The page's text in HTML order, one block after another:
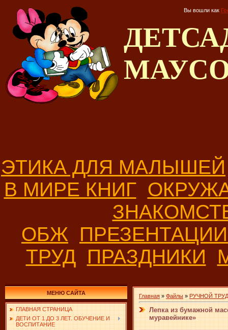
Вы вошли как
ЭТИКА ДЛЯ МАЛЫШЕЙ
В МИРЕ КНИГ
ОБЖ
ТРУД ПРАЗДНИКИ
МЕНЮ САЙТА
ГЛАВНАЯ СТРАНИЦА
ДЕТИ ОТ 1 ДО 3 ЛЕТ. ОБУЧЕНИЕ И
ВОСПИТАНИЕ
Главная » Файлы » РУЧНОЙ ТРУД
Лепка из бумажной
муравейнике»